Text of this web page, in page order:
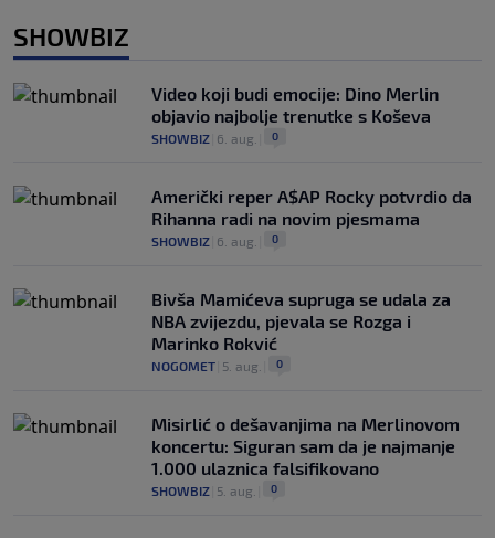
SHOWBIZ
Video koji budi emocije: Dino Merlin
objavio najbolje trenutke s Koševa
SHOWBIZ 6. aug. 0
Američki reper A$AP Rocky potvrdio da
Rihanna radi na novim pjesmama
SHOWBIZ 6. aug. 0
Bivša Mamićeva supruga se udala za
NBA zvijezdu, pjevala se Rozga i
Marinko Rokvić
NOGOMET 5. aug. 0
Misirlić o dešavanjima na Merlinovom
koncertu: Siguran sam da je najmanje
1.000 ulaznica falsifikovano
SHOWBIZ 5. aug. 0